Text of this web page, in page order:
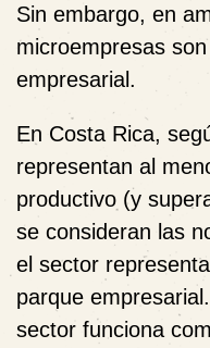
Sin embargo, en
microempresas
empresarial.
En Costa Rica,
representan al
productivo (y
se consideran las
el sector
parque
sector funciona